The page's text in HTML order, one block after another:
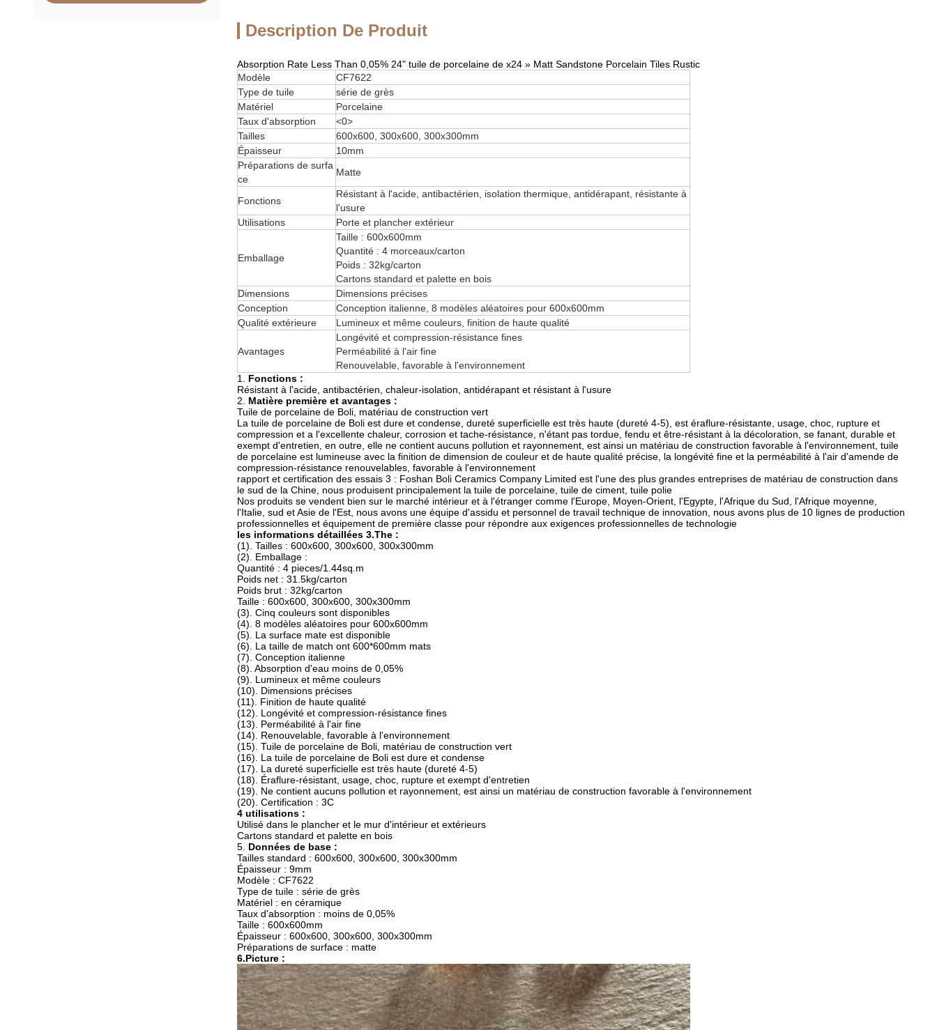
Description De Produit
Absorption Rate Less Than 0,05% 24" tuile de porcelaine de x24 » Matt Sandstone Porcelain Tiles Rustic
Modèle
CF7622
Type de tuile
série de grès
Matériel
Porcelaine
Taux d'absorption
<0>
Tailles
600x600, 300x600, 300x300mm
Épaisseur
10mm
Préparations de surfa
ce
Matte
Fonctions
Résistant à l'acide, antibactérien, isolation thermique, antidérapant, résistante à
l'usure
Utilisations
Porte et plancher extérieur
Emballage
Taille : 600x600mm
Quantité : 4 morceaux/carton
Poids : 32kg/carton
Cartons standard et palette en bois
Dimensions
Dimensions précises
Conception
Conception italienne, 8 modèles aléatoires pour 600x600mm
Qualité extérieure
Lumineux et même couleurs, finition de haute qualité
Avantages
Longévité et compression-résistance fines
Perméabilité à l'air fine
Renouvelable, favorable à l'environnement
1. Fonctions :
Résistant à l'acide, antibactérien, chaleur-isolation, antidérapant et résistant à l'usure
2. Matière première et avantages :
Tuile de porcelaine de Boli, matériau de construction vert
La tuile de porcelaine de Boli est dure et condense, dureté superficielle est très haute (dureté 4-5), est éraflure-résistante, usage, choc, rupture et
compression et a l'excellente chaleur, corrosion et tache-résistance, n'étant pas tordue, fendu et être-résistant à la décoloration, se fanant, durable et
exempt d'entretien, en outre, elle ne contient aucuns pollution et rayonnement, est ainsi un matériau de construction favorable à l'environnement, tuile
de porcelaine est lumineuse avec la finition de dimension de couleur et de haute qualité précise, la longévité fine et la perméabilité à l'air d'amende de
compression-résistance renouvelables, favorable à l'environnement
rapport et certification des essais 3 : Foshan Boli Ceramics Company Limited est l'une des plus grandes entreprises de matériau de construction dans
le sud de la Chine, nous produisent principalement la tuile de porcelaine, tuile de ciment, tuile polie
Nos produits se vendent bien sur le marché intérieur et à l'étranger comme l'Europe, Moyen-Orient, l'Egypte, l'Afrique du Sud, l'Afrique moyenne,
l'Italie, sud et Asie de l'Est, nous avons une équipe d'assidu et personnel de travail technique de innovation, nous avons plus de 10 lignes de production
professionnelles et équipement de première classe pour répondre aux exigences professionnelles de technologie
les informations détaillées 3.The :
(1). Tailles : 600x600, 300x600, 300x300mm
(2). Emballage :
Quantité : 4 pieces/1.44sq.m
Poids net : 31.5kg/carton
Poids brut : 32kg/carton
Taille : 600x600, 300x600, 300x300mm
(3). Cinq couleurs sont disponibles
(4). 8 modèles aléatoires pour 600x600mm
(5). La surface mate est disponible
(6). La taille de match ont 600*600mm mats
(7). Conception italienne
(8). Absorption d'eau moins de 0,05%
(9). Lumineux et même couleurs
(10). Dimensions précises
(11). Finition de haute qualité
(12). Longévité et compression-résistance fines
(13). Perméabilité à l'air fine
(14). Renouvelable, favorable à l'environnement
(15). Tuile de porcelaine de Boli, matériau de construction vert
(16). La tuile de porcelaine de Boli est dure et condense
(17). La dureté superficielle est très haute (dureté 4-5)
(18). Éraflure-résistant, usage, choc, rupture et exempt d'entretien
(19). Ne contient aucuns pollution et rayonnement, est ainsi un matériau de construction favorable à l'environnement
(20). Certification : 3C
4 utilisations :
Utilisé dans le plancher et le mur d'intérieur et extérieurs
Cartons standard et palette en bois
5. Données de base :
Tailles standard : 600x600, 300x600, 300x300mm
Épaisseur : 9mm
Modèle : CF7622
Type de tuile : série de grès
Matériel : en céramique
Taux d'absorption : moins de 0,05%
Taille : 600x600mm
Épaisseur : 600x600, 300x600, 300x300mm
Préparations de surface : matte
6.Picture :